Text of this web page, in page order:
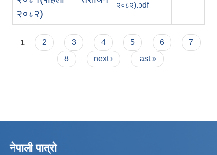
२०८२)
२०८२).pdf
Pages
1 2 3 4 5 6
7
8
next › last »
नेपाली पात्रो